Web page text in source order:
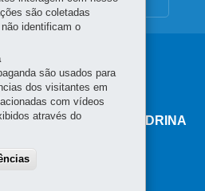
EDUCAÇÃO DE LONDRINA
Londrina
são coletadas
identificam o
são usados para
dos visitantes em
com vídeos
através do